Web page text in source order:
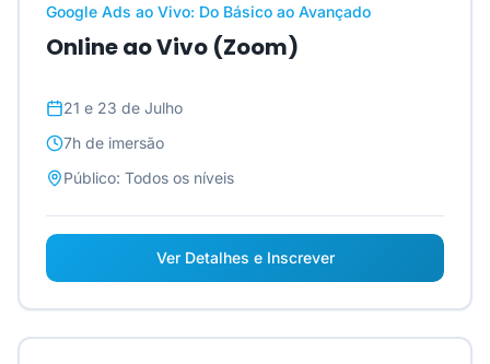
Google Ads ao Vivo: Do Básico ao Avançado
Online ao Vivo (Zoom)
21 e 23 de Julho
7h de imersão
Público: Todos os níveis
Ver Detalhes e Inscrever